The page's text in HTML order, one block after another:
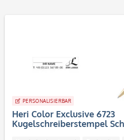
PERSONALISIERBAR
Heri Color Exclusive 6723
Kugelschreiberstempel